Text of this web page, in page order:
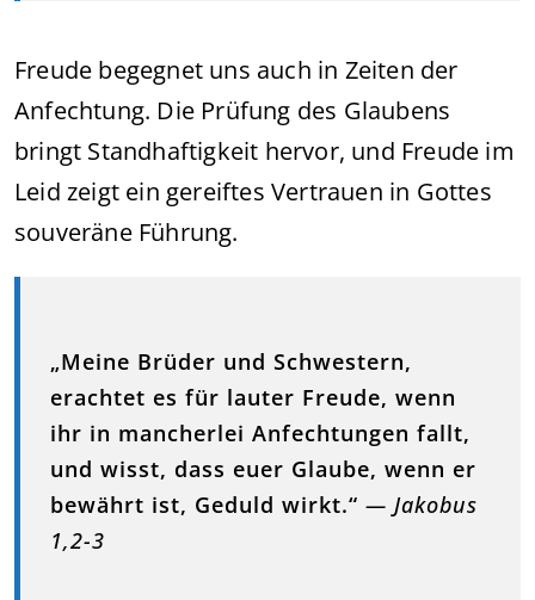
Freude begegnet uns auch in Zeiten der
Anfechtung. Die Prüfung des Glaubens
bringt Standhaftigkeit hervor, und Freude im
Leid zeigt ein gereiftes Vertrauen in Gottes
souveräne Führung.
„Meine Brüder und Schwestern,
erachtet es für lauter Freude, wenn
ihr in mancherlei Anfechtungen fallt,
und wisst, dass euer Glaube, wenn er
bewährt ist, Geduld wirkt.“ — Jakobus
1,2-3